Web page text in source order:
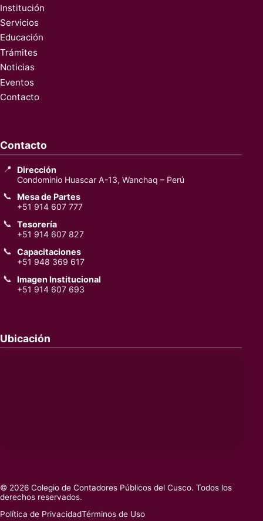
Institución
Servicios
Educación
Trámites
Noticias
Eventos
Contacto
Contacto
📍
Dirección
Condominio Huascar A-13, Wanchaq – Perú
📞
Mesa de Partes
+51 914 607 777
📞 Tesorería
+51 914 607 827
📞 Capacitaciones
+51 948 369 617
📞
Imagen Institucional
+51 914 607 693
Ubicación
© 2026 Colegio de Contadores Públicos del Cusco. Todos los
derechos reservados.
Política de PrivacidadTérminos de Uso